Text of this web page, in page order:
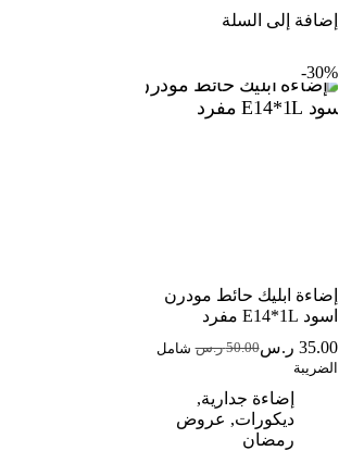
إضافة إلى السلة
30%-
إضاءة ابليك حائط مودرن
اسود E14*1L مفرد
50.00 ر.س السعر
هو:
50.00 ر.س.
35.00 ر.سالسعر
هو:
35.00 ر.س.
شامل
الضريبة
إضاءة جدارية,
ديكورات, عروض
رمضان